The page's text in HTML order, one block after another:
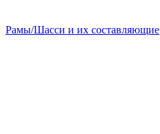
Рамы/Шасси и их составляющие